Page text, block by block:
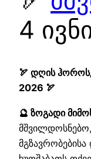
4
🏹 დღის
2026 🏹
🔮 ზოგადი
მშვილდოსნებო,